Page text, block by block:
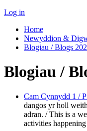
Log in
Home
Newyddion &
Blogiau / Blogs
Blogiau /
Cam Cynnydd 1 /
dangos yr holl
adran. / This is a
activities